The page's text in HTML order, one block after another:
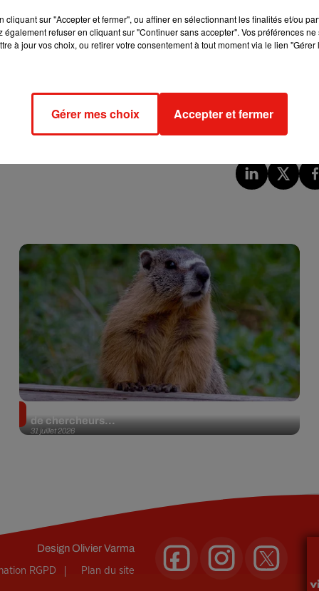
unappel à la vigilanceet a pris unarrêté municipal pour
de la petite Sablée déclarée en plage. Cet arrêté spécifie
du bétail (bovins, équidés, caprins, ovins). Toute activité avec
des poissons pêchés. Or,la préfecture du Cher
depuis un arrêté en date du 25 juin 1976 (à cause de sa
s’applique également aux animaux de compagnie.
31 juillet 2026
de chercheurs...
DesignOlivier Varma
RGPD Plan du site
cliquant sur "Accepter et fermer", ou affiner en sélectionnant les finalités et/ou
également refuser en cliquant sur "Continuer sans accepter". Vos préférences
à jour vos choix, ou retirer votre consentement à tout moment via le lien
Gérer mes choix Accepter et fermer